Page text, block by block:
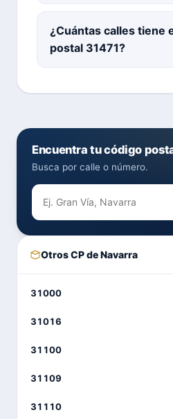
¿Cuántas calles tiene
postal 31471?
Encuentra tu código
Busca por calle o número.
Otros CP de Navarra
31000
31016
31100
31109
31110